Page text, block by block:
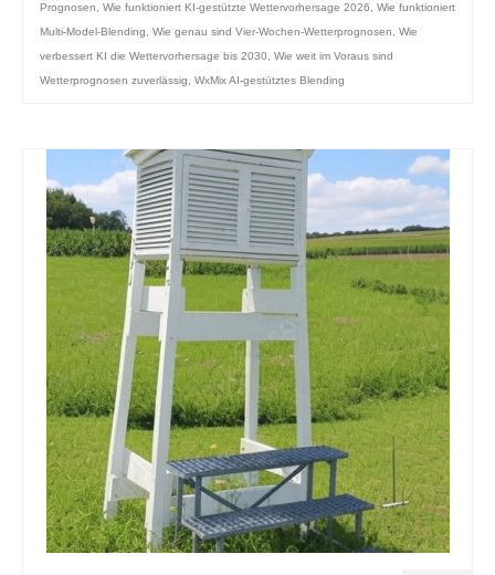
Prognosen
Wie funktioniert KI-gestützte Wettervorhersage 2026
Wie funktioniert
Multi-Model-Blending
Wie genau sind Vier-Wochen-Wetterprognosen
Wie
verbessert KI die Wettervorhersage bis 2030
Wie weit im Voraus sind
Wetterprognosen zuverlässig
WxMix AI-gestütztes Blending